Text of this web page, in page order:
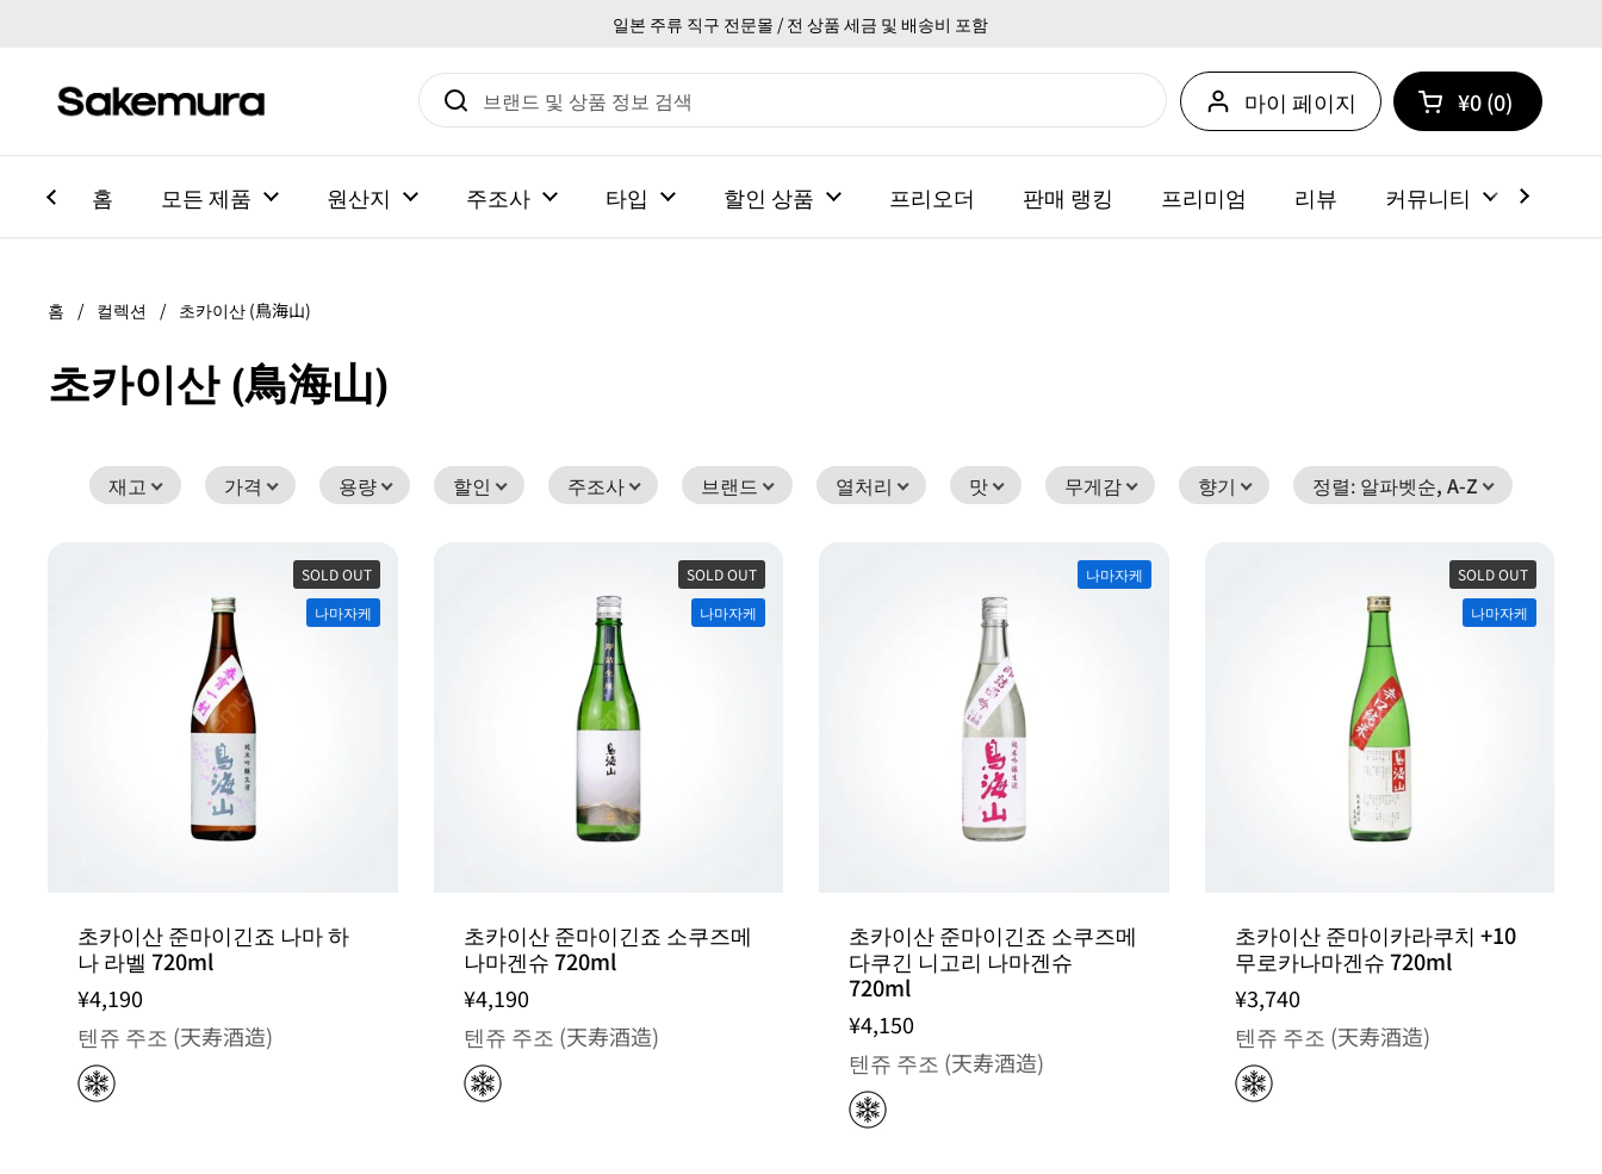
일본 주류 직구 전문몰 / 전 상품 세금 및 배송비 포함
마이 페이지 카트 열기
쇼핑 카트 총계:
¥0 0
카트 내에 제품
홈 모든 제품 원산지 주조사 타입 할인 상품 프리오더 판매 랭킹 프리미엄 리뷰 커뮤니티
홈 / 컬렉션 / 초카이산 (鳥海山)
초카이산 (鳥海山)
재고 가격 용량 할인 주조사 브랜드 열처리 맛 무게감 향기 정렬: 알파벳순, A-Z
초카이산 준마이긴죠 나마 하
나 라벨 720ml
¥4,190
텐쥬 주조 (天寿酒造)
SOLD OUT
나마자케
초카이산 준마이긴죠 소쿠즈메
나마겐슈 720ml
¥4,190
텐쥬 주조 (天寿酒造)
SOLD OUT
나마자케
초카이산 준마이긴죠 소쿠즈메
다쿠긴 니고리 나마겐슈
720ml
¥4,150
텐쥬 주조 (天寿酒造)
나마자케
초카이산 준마이카라쿠치 +10
무로카나마겐슈 720ml
¥3,740
텐쥬 주조 (天寿酒造)
SOLD OUT
나마자케